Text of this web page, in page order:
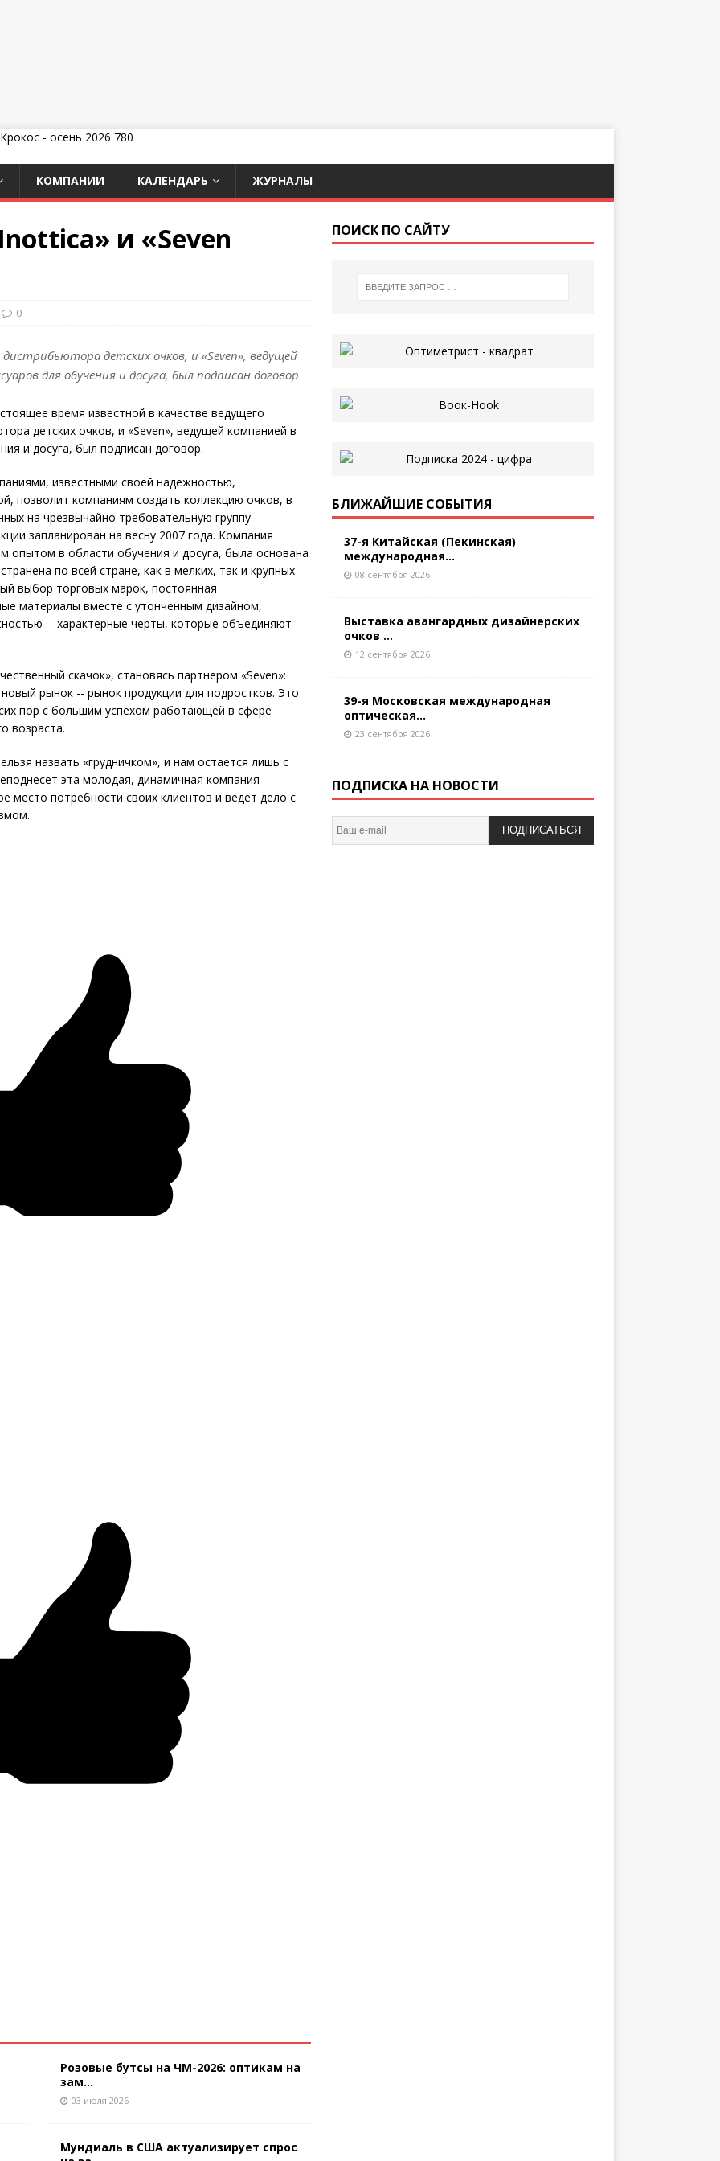
КОМПАНИИ КАЛЕНДАРЬ ЖУРНАЛЫ
и «Seven
0
детских очков, и «Seven», ведущей
для обучения и досуга, был подписан договор
время известной в качестве ведущего
детских очков, и «Seven», ведущей компанией в
и досуга, был подписан договор.
известными своей надежностью,
позволит компаниям создать коллекцию очков, в
на чрезвычайно требовательную группу
запланирован на весну 2007 года. Компания
опытом в области обучения и досуга, была основана
по всей стране, как в мелких, так и крупных
выбор торговых марок, постоянная
материалы вместе с утонченным дизайном,
-- характерные черты, которые объединяют
скачок», становясь партнером «Seven»:
рынок -- рынок продукции для подростков. Это
пор с большим успехом работающей в сфере
возраста.
назвать «грудничком», и нам остается лишь с
эта молодая, динамичная компания --
место потребности своих клиентов и ведет дело с
Розовые бутсы на ЧМ-2026: оптикам на
зам...
03 июля 2026
Мундиаль в США актуализирует спрос
ПОИСК ПО САЙТУ
БЛИЖАЙШИЕ СОБЫТИЯ
37-я Китайская (Пекинская)
международная...
08 сентября 2026
Выставка авангардных дизайнерских
очков ...
12 сентября 2026
39-я Московская международная
оптическая...
23 сентября 2026
ПОДПИСКА НА НОВОСТИ
ПОДПИСАТЬСЯ